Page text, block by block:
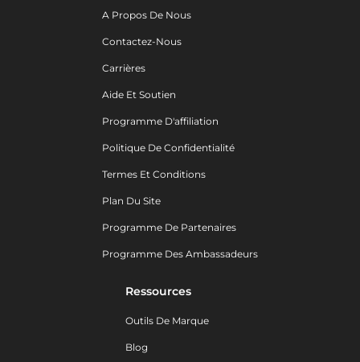
A Propos De Nous
Contactez-Nous
Carrières
Aide Et Soutien
Programme D'affiliation
Politique De Confidentialité
Termes Et Conditions
Plan Du Site
Programme De Partenaires
Programme Des Ambassadeurs
Ressources
Outils De Marque
Blog